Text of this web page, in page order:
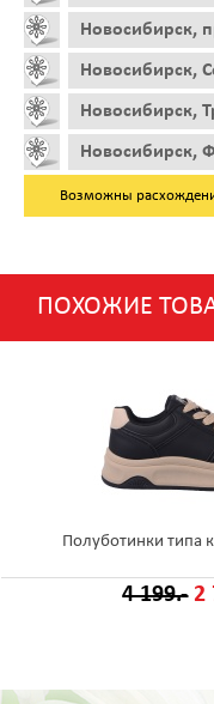
Новосибирск,
Новосибирск,
Новосибирск,
Новосибирск,
Возможны
ПОХОЖИЕ
Полуботинки типа
4 199.- 2